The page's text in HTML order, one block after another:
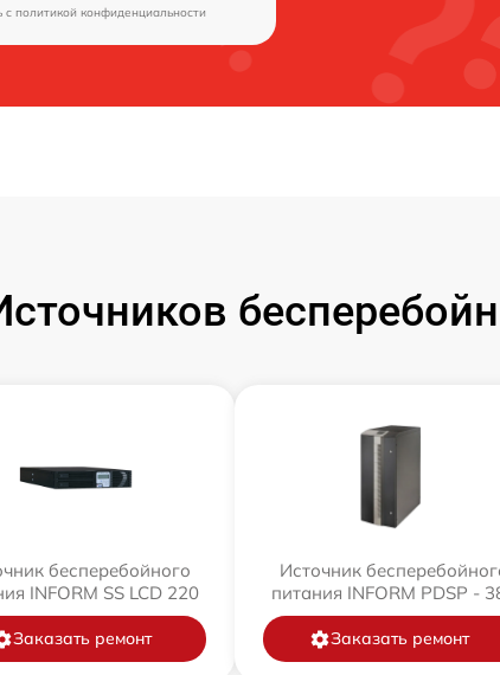
c политикой конфиденциальности
бесперебойного
INFORM SS LCD 220
Заказать ремонт
Источник
питания INFORM PDSP -
Заказать ремонт